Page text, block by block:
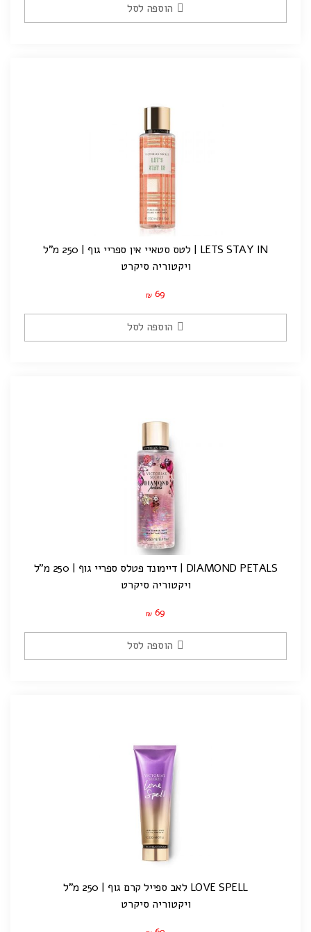
הוספה לסל
LETS STAY IN | לטס סטאיי אין ספריי גוף | 250 מ"ל
ויקטוריה סיקרט
₪ 69
הוספה לסל
DIAMOND PETALS | דיימונד פטלס ספריי גוף | 250 מ"ל
ויקטוריה סיקרט
₪ 69
הוספה לסל
LOVE SPELL לאב ספייל קרם גוף | 250 מ"ל
ויקטוריה סיקרט